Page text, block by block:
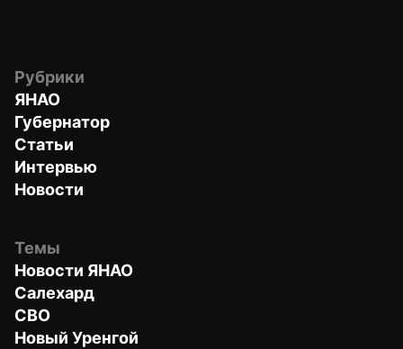
Рубрики
ЯНАО
Губернатор
Статьи
Интервью
Новости
Темы
Новости ЯНАО
Салехард
СВО
Новый Уренгой